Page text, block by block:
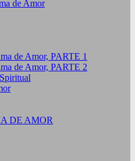
de Amor
de Amor, PARTE 1
de Amor, PARTE 2
DE AMOR